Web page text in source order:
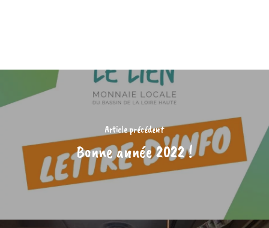
Article précédent
Bonne année 2022 !